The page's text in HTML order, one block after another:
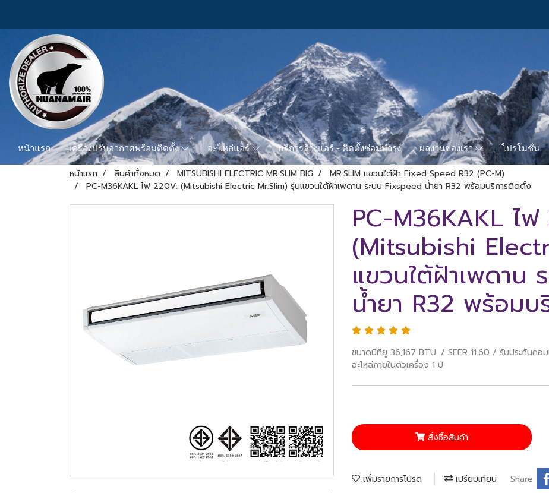
หน้าแรก เครื่องปรับอากาศพร้อมติดตั้ง อะไหล่แอร์ บริการล้างแอร์ - ติดตั้งซ่อมบำรุง ผลงานของเรา โปรโมชั่น
หน้าแรก สินค้าทั้งหมด MITSUBISHI ELECTRIC MR.SLIM BIG
MR.SLIM แขวนใต้ฝ้า Fixed Speed R32 (PC-M)
PC-M36KAKL ไฟ 220V. (Mitsubishi Electric Mr.Slim) รุ่นแขวนใต้ฝ้าเพดาน ระบบ Fixspeed น้ำยา R32 พร้อมบริการติดตั้ง
PC-M36KAKL ไ
(Mitsubishi
แขวนใต้ฝ้าเพดาน
น้ำยา R32 พร้อม
ขนาดบีทียู 36,167 BTU. / SEER 11.60 / รับประกันค
อะไหล่ภายในตัวเครื่อง 1 ปี
สั่งซื้อสินค้า
เพิ่มรายการโปรด เปรียบเทียบ Share